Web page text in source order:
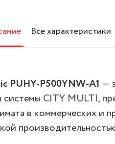
Все характеристики
PUHY-P500YNW-A1 —
системы CITY MULTI,
в коммерческих и